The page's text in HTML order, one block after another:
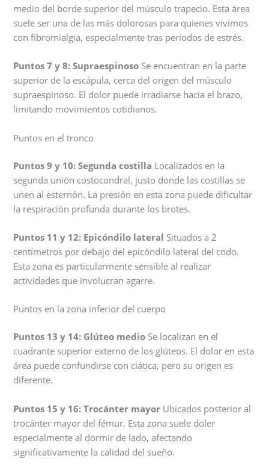
medio del borde superior del músculo trapecio. Esta área
suele ser una de las más dolorosas para quienes vivimos
con fibromialgia, especialmente tras períodos de estrés.
Puntos 7 y 8: Supraespinoso Se encuentran en la parte
superior de la escápula, cerca del origen del músculo
supraespinoso. El dolor puede irradiarse hacia el brazo,
limitando movimientos cotidianos.
Puntos en el tronco
Puntos 9 y 10: Segunda costilla Localizados en la
segunda unión costocondral, justo donde las costillas se
unen al esternón. La presión en esta zona puede dificultar
la respiración profunda durante los brotes.
Puntos 11 y 12: Epicóndilo lateral Situados a 2
centímetros por debajo del epicóndilo lateral del codo.
Esta zona es particularmente sensible al realizar
actividades que involucran agarre.
Puntos en la zona inferior del cuerpo
Puntos 13 y 14: Glúteo medio Se localizan en el
cuadrante superior externo de los glúteos. El dolor en esta
área puede confundirse con ciática, pero su origen es
diferente.
Puntos 15 y 16: Trocánter mayor Ubicados posterior al
trocánter mayor del fémur. Esta zona suele doler
especialmente al dormir de lado, afectando
significativamente la calidad del sueño.